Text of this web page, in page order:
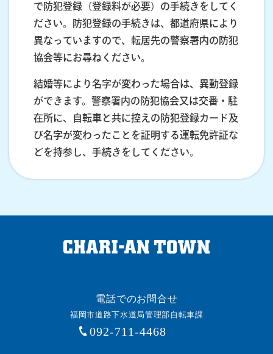
で防犯登録（登録料が必要）の手続きをしてく
ださい。防犯登録の手続きは、都道府県により
異なっていますので、転居先の警察署内の防犯
協会等にお尋ねください。
結婚等により名字が変わった場合は、異動登録
ができます。警察署内の防犯協会又は交番・駐
在所に、自転車と共に控えの防犯登録カード及
び名字が変わったことを証明する運転免許証な
どを持参し、手続きをしてください。